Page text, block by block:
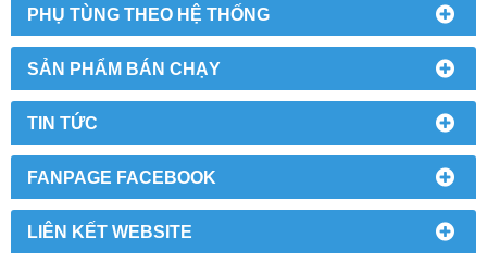
PHỤ TÙNG THEO HỆ THỐNG
SẢN PHẨM BÁN CHẠY
TIN TỨC
FANPAGE FACEBOOK
LIÊN KẾT WEBSITE